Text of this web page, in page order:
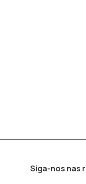
Siga-nos nas